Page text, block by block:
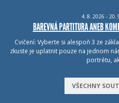
4. 8. 2026 - 20.
BAREVNÁ PARTITURA ANEB
Cvičení: Vyberte si alespoň 3 ze
zkuste je uplatnit pouze na jednom
portrétu,
VŠECHNY